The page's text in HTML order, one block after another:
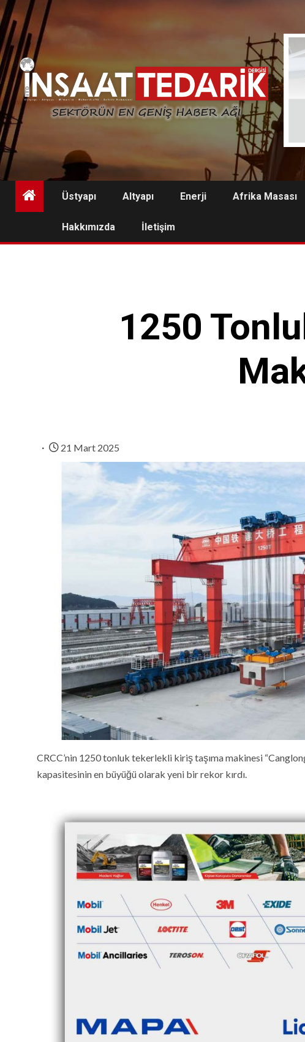
Skip
to
content
Üstyapı Altyapı Enerji Afrika Masası
Hakkımızda İletişim
1250
21 Mart 2025
CRCC’nin 1250 tonluk tekerlekli kiriş taşıma makinesi
kapasitesinin en büyüğü olarak yeni bir rekor kırdı.